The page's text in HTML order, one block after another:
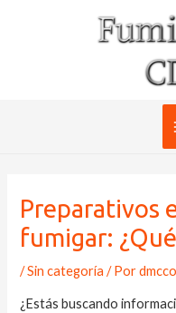
Preparativos
fumigar:
/Sin categoría / Por
¿Estás buscando